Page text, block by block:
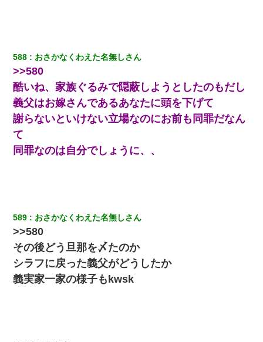
見つけた
クラスで一人無口で誰とも話さない男子がいた。→修学旅
行に来なかったその男子に女子達がお土産を渡した。5分
後…
い…不安だ）→ 仕事を早退して帰宅すると、嫁と嫁両親と
知らない男が２人・・・
我が家のガレージに見知らぬ車。俺「もしもし、玄関にも
シャッターリモコンあるだろ？DOWNのボタン押してｗ」
→ 待つこと１時間弱・・・
子供の頃、母の弟にイタズラされてて中学に入ってから関
係を持ってしまった。拒絶したら「全部バラしてやる」と
588 おさかなくわえた名無しさん
>>580
酷いね、家族ぐるみで隠蔽しようとしたのもだし
義父はお嫁さんであるあなたに頭を下げて
謝らないといけない立場なのにお前も同罪だなん
て
同罪なのは自分でしょうに、、
589 おさかなくわえた名無しさん
>>580
その後どう旦那を〆たのか
シラフに戻った義父がどうしたか
義実家一家の様子もkwsk